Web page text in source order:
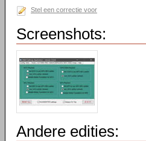
Stel een correctie voor
Screenshots:
Andere edities: